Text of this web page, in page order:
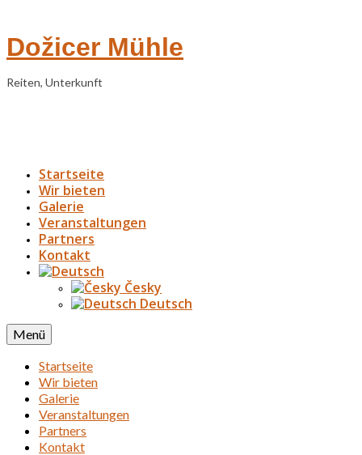
Dožicer Mühle
Reiten, Unterkunft
Startseite
Wir bieten
Galerie
Veranstaltungen
Partners
Kontakt
Česky
Deutsch
Menü
Startseite
Wir bieten
Galerie
Veranstaltungen
Partners
Kontakt